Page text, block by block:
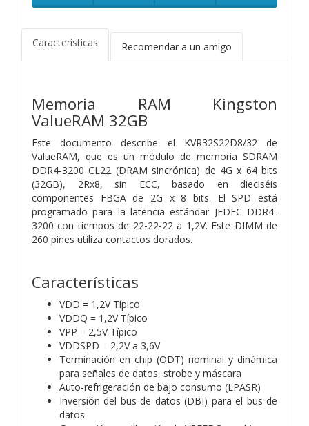
Características Recomendar a un amigo
Memoria RAM Kingston
ValueRAM 32GB
Este documento describe el KVR32S22D8/32 de
ValueRAM, que es un módulo de memoria SDRAM
DDR4-3200 CL22 (DRAM sincrónica) de 4G x 64 bits
(32GB), 2Rx8, sin ECC, basado en dieciséis
componentes FBGA de 2G x 8 bits. El SPD está
programado para la latencia estándar JEDEC DDR4-
3200 con tiempos de 22-22-22 a 1,2V. Este DIMM de
260 pines utiliza contactos dorados.
Características
VDD = 1,2V Típico
VDDQ = 1,2V Típico
VPP = 2,5V Típico
VDDSPD = 2,2V a 3,6V
Terminación en chip (ODT) nominal y dinámica
para señales de datos, strobe y máscara
Auto-refrigeración de bajo consumo (LPASR)
Inversión del bus de datos (DBI) para el bus de
datos